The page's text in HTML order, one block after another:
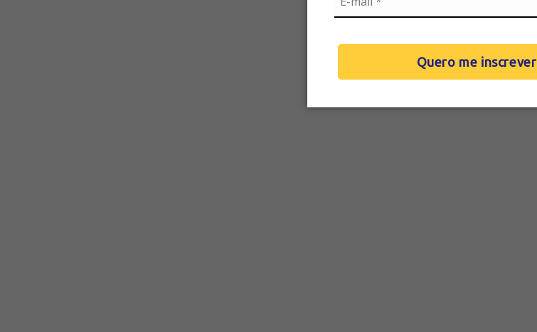
Quero me inscrever